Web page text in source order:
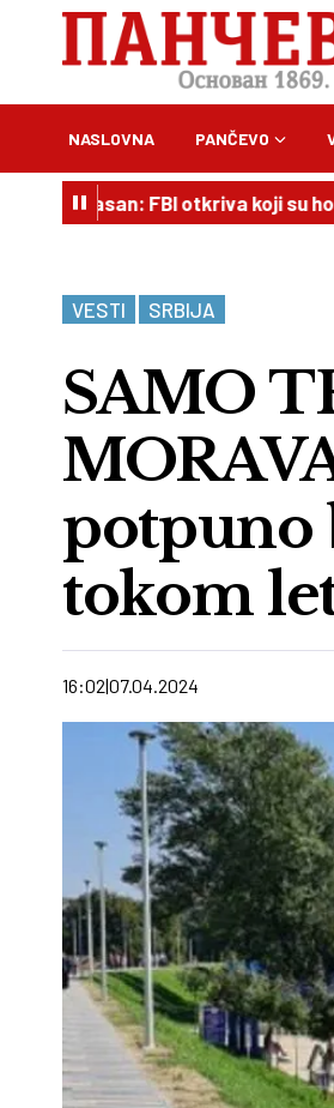
NASLOVNA PANČEVO
FBI otkriva koji su
VESTI SRBIJA
SAMO
potpuno
tokom
16:02 07.04.2024